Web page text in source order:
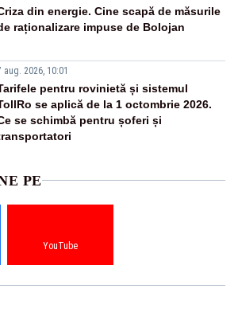
din energie. Cine scapă de măsurile
raționalizare impuse de Bolojan
aug. 2026, 10:01
pentru rovinietă și sistemul
se aplică de la 1 octombrie 2026.
se schimbă pentru șoferi și
PE
YouTube